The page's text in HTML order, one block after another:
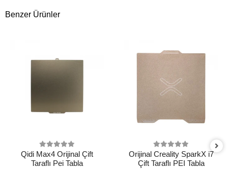
Benzer Ürünler
Qidi Max4 Orijinal Çift
Taraflı Pei Tabla
Orijinal Creality SparkX i7
Çift Taraflı PEI Tabla